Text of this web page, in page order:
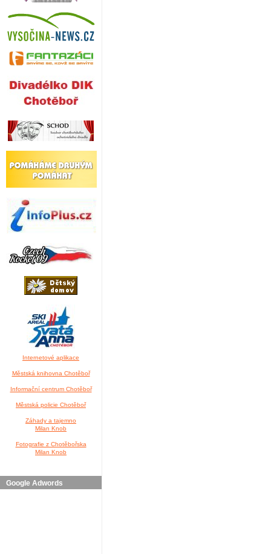
Internetové aplikace
Městská knihovna Chotěboř
Informační centrum Chotěboř
Městská policie Chotěboř
Záhady a tajemno
Milan Knob
Fotografie z Chotěbořska
Milan Knob
Google Adwords